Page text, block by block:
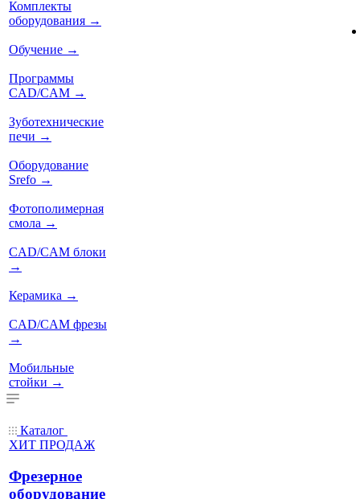
Комплекты
оборудования →
Обучение →
Программы
CAD/CAM →
Зуботехнические
печи →
Оборудование
Srefo →
Фотополимерная
смола →
CAD/CAM блоки
→
Керамика →
CAD/CAM фрезы
→
Мобильные
стойки →
Каталог
ХИТ ПРОДАЖ
Фрезерное
оборудование